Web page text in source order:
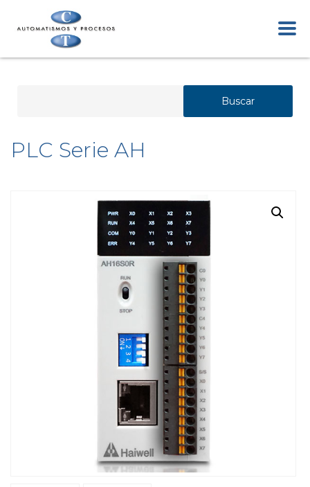
Buscar
PLC Serie AH